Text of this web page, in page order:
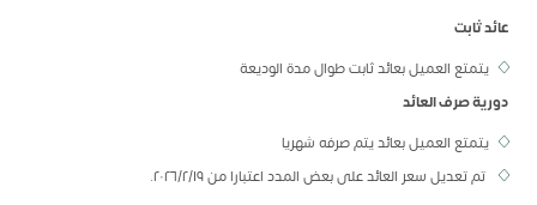
عائد ثابت
يتمتع العميل بعائد ثابت طوال مدة الوديعة
دورية صرف العائد
يتمتع العميل بعائد يتم صرفه شهريا
تم تعديل سعر العائد على بعض المدد اعتبارا من ٢٠٢٦/٢/١٩.